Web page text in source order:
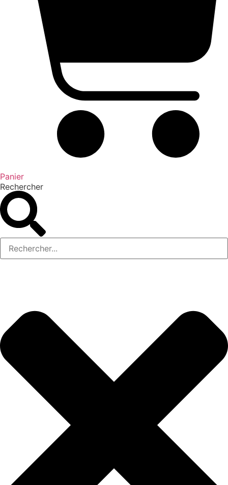
Panier
Rechercher